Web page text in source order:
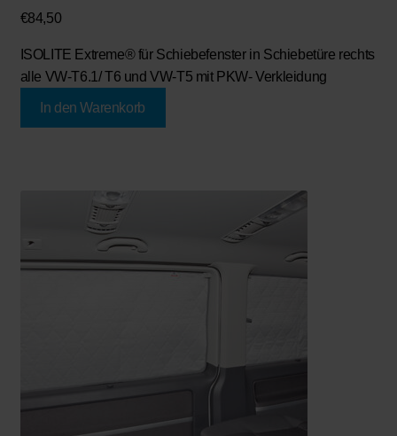
€84,50
ISOLITE Extreme®für Schiebefenster in Schiebetüre rechts
alle VW-T6.1/ T6 und VW-T5 mit PKW- Verkleidung
In den Warenkorb